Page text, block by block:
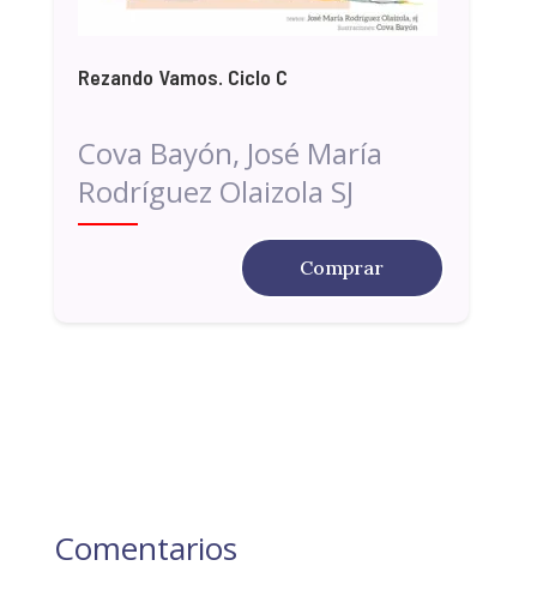
Rezando Vamos. Ciclo C
Cova Bayón, José María
Rodríguez Olaizola SJ
Comprar
Comentarios